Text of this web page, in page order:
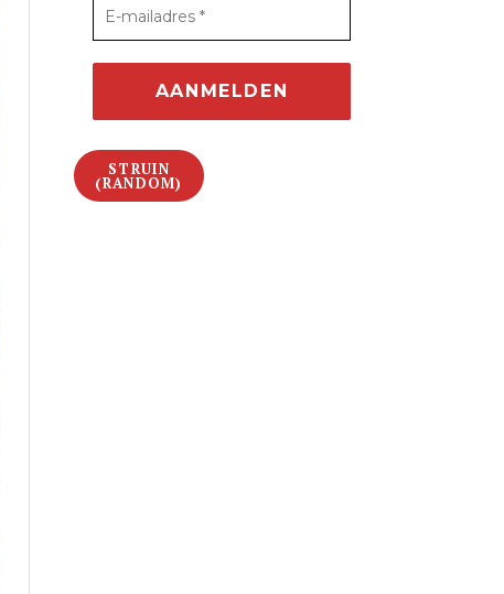
STRUIN
(RANDOM)